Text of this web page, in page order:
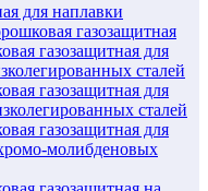
для наплавки
газозащитная
газозащитная для
сталей
газозащитная для
сталей
газозащитная для
молибденовых